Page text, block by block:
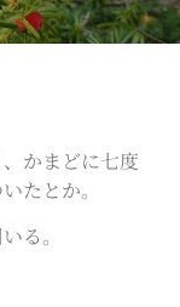
かまどに七度
たとか。
る。